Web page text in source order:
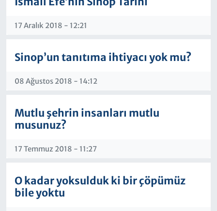
17 Aralık 2018 - 12:21
Sinop’un tanıtıma ihtiyacı yok mu?
08 Ağustos 2018 - 14:12
Mutlu şehrin insanları mutlu
musunuz?
17 Temmuz 2018 - 11:27
O kadar yoksulduk ki bir çöpümüz
bile yoktu